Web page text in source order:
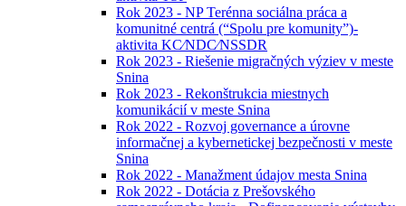
Rok 2023 - NP Terénna sociálna práca a
komunitné centrá (“Spolu pre komunity”)-
aktivita KC⁄NDC⁄NSSDR
Rok 2023 - Riešenie migračných výziev v meste
Snina
Rok 2023 - Rekonštrukcia miestnych
komunikácií v meste Snina
Rok 2022 - Rozvoj governance a úrovne
informačnej a kybernetickej bezpečnosti v meste
Snina
Rok 2022 - Manažment údajov mesta Snina
Rok 2022 - Dotácia z Prešovského